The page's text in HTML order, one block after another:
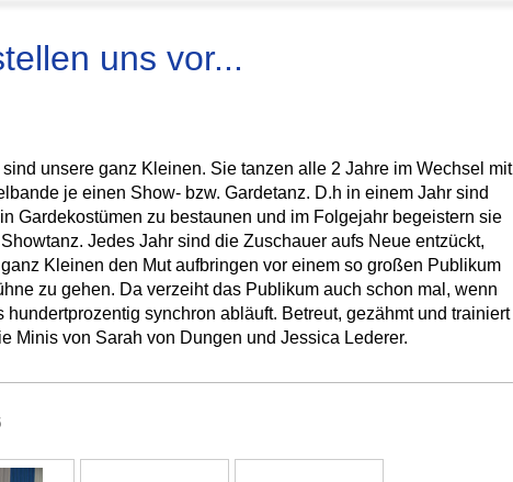
uns vor...
unsere ganz Kleinen. Sie tanzen alle 2 Jahre im Wechsel mit
je einen Show- bzw. Gardetanz. D.h in einem Jahr sind
Gardekostümen zu bestaunen und im Folgejahr begeistern sie
Jedes Jahr sind die Zuschauer aufs Neue entzückt,
Kleinen den Mut aufbringen vor einem so großen Publikum
zu gehen. Da verzeiht das Publikum auch schon mal, wenn
hundertprozentig synchron abläuft. Betreut, gezähmt und trainiert
Minis von Sarah von Dungen und Jessica Lederer.